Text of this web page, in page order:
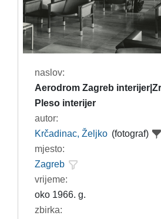
naslov:
Aerodrom Zagreb
Pleso interijer
autor:
Krčadinac, Željko (fotograf)
mjesto:
Zagreb
vrijeme:
oko 1966. g.
zbirka: